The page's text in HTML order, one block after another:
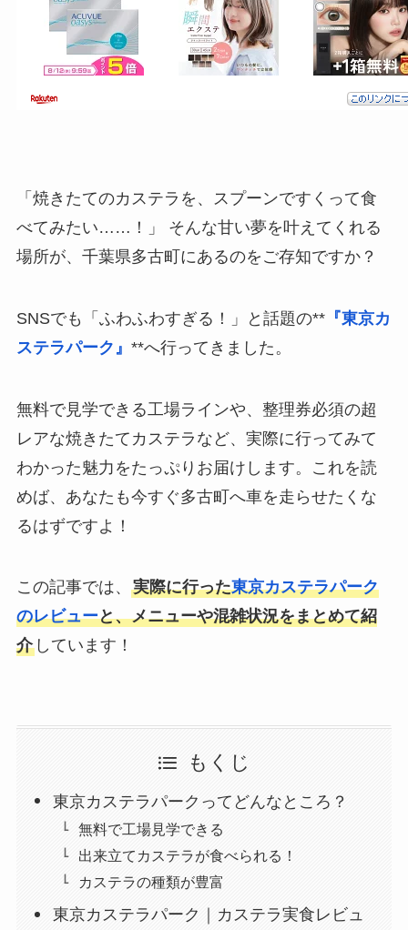
「焼きたてのカステラを、スプーンですくって食
べてみたい……！」 そんな甘い夢を叶えてくれる
場所が、千葉県多古町にあるのをご存知ですか？
SNSでも「ふわふわすぎる！」と話題の**『東京カ
ステラパーク』 **へ行ってきました。
無料で見学できる工場ラインや、整理券必須の超
レアな焼きたてカステラなど、実際に行ってみて
わかった魅力をたっぷりお届けします。これを読
めば、あなたも今すぐ多古町へ車を走らせたくな
るはずですよ！
この記事では、 実際に行った東京カステラパーク
のレビューと、メニューや混雑状況をまとめて紹
介しています！
もくじ
東京カステラパークってどんなところ？
無料で工場見学できる
出来立てカステラが食べられる！
カステラの種類が豊富
東京カステラパーク｜カステラ実食レビュ